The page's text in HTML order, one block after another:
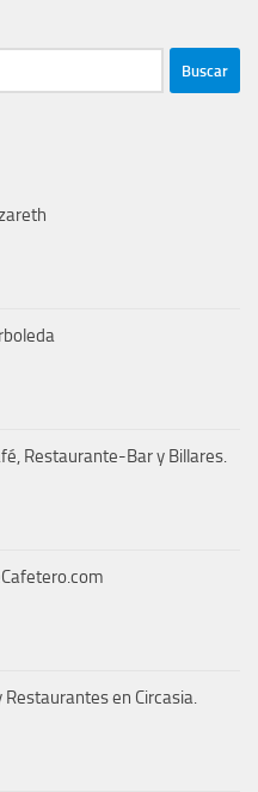
Restaurante-Bar y Billares.
en Circasia.